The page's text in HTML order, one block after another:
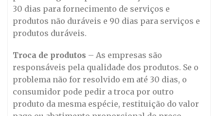
30 dias para fornecimento de serviços e
produtos não duráveis e 90 dias para serviços e
produtos duráveis.
Troca de produtos – As empresas são
responsáveis pela qualidade dos produtos. Se o
problema não for resolvido em até 30 dias, o
consumidor pode pedir a troca por outro
produto da mesma espécie, restituição do valor